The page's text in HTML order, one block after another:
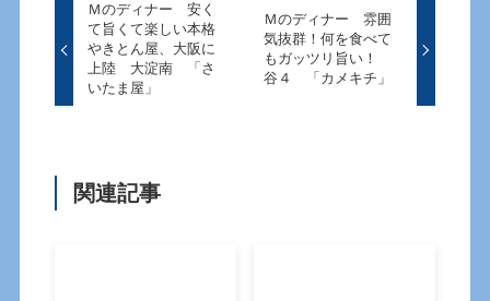
Ｍのディナー 安く
て旨くて楽しい本格
やきとん屋、大阪に
上陸 大淀南 「さ
いたま屋」
Ｍのディナー 雰囲
気抜群！何を食べて
もガッツリ旨い！
谷４ 「カメキチ」
関連記事